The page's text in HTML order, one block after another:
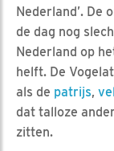
Nederland’. De
de dag nog
Nederland op
helft. De
als de patrijs,
dat talloze
zitten.